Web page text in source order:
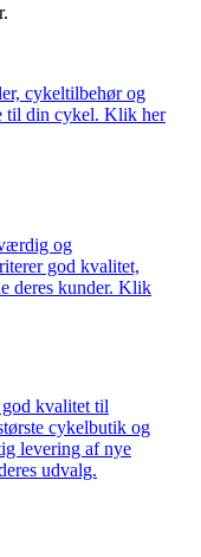
cykeltilbehør og
til din cykel. Klik her
og
god kvalitet,
deres kunder. Klik
kvalitet til
cykelbutik og
levering af nye
udvalg.